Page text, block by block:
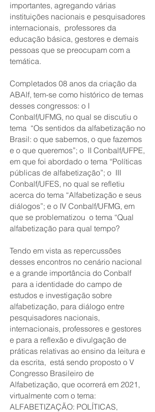
importantes, agregando várias
instituições nacionais e pesquisadores
internacionais, professores da
educação básica, gestores e demais
pessoas que se preocupam com a
temática.
Completados 08 anos da criação da
ABAlf, tem-se como histórico de temas
desses congressos: o I
Conbalf/UFMG, no qual se discutiu o
tema “Os sentidos da alfabetização no
Brasil: o que sabemos, o que fazemos
e o que queremos”; o II Conbalf/UFPE,
em que foi abordado o tema “Políticas
públicas de alfabetização”; o III
Conbalf/UFES, no qual se refletiu
acerca do tema “Alfabetização e seus
diálogos”; e o IV Conbalf/UFMG, em
que se problematizou o tema “Qual
alfabetização para qual tempo?
Tendo em vista as repercussões
desses encontros no cenário nacional
e a grande importância do Conbalf
para a identidade do campo de
estudos e investigação sobre
alfabetização, para diálogo entre
pesquisadores nacionais,
internacionais, professores e gestores
e para a reflexão e divulgação de
práticas relativas ao ensino da leitura e
da escrita, está sendo proposto o V
Congresso Brasileiro de
Alfabetização, que ocorrerá em 2021,
virtualmente com o tema:
ALFABETIZAÇÃO: POLÍTICAS,